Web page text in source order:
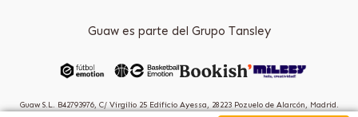
Guaw es parte del Grupo Tansley
Guaw S.L. B42793976, C/ Virgilio 25 Edificio Ayessa, 28223 Pozuelo de Alarcón, Madrid.